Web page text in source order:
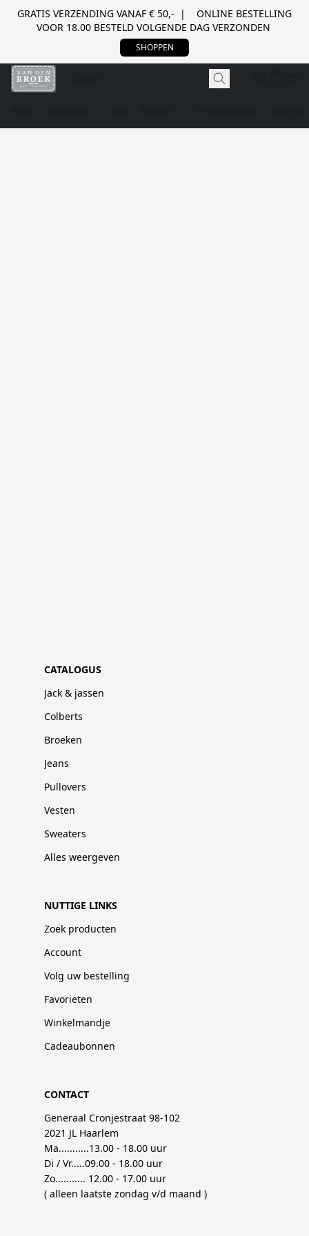
GRATIS VERZENDING VANAF € 50,- | ONLINE BESTELLING
VOOR 18.00 BESTELD VOLGENDE DAG VERZONDEN
SHOPPEN
CATALOGUS
Jack & jassen
Colberts
Broeken
Jeans
Pullovers
Vesten
Sweaters
Alles weergeven
NUTTIGE LINKS
Zoek producten
Account
Volg uw bestelling
Favorieten
Winkelmandje
Cadeaubonnen
CONTACT
Generaal Cronjestraat 98-102
2021 JL Haarlem
Ma...........13.00 - 18.00 uur
Di / Vr.....09.00 - 18.00 uur
Zo........... 12.00 - 17.00 uur
( alleen laatste zondag v/d maand )